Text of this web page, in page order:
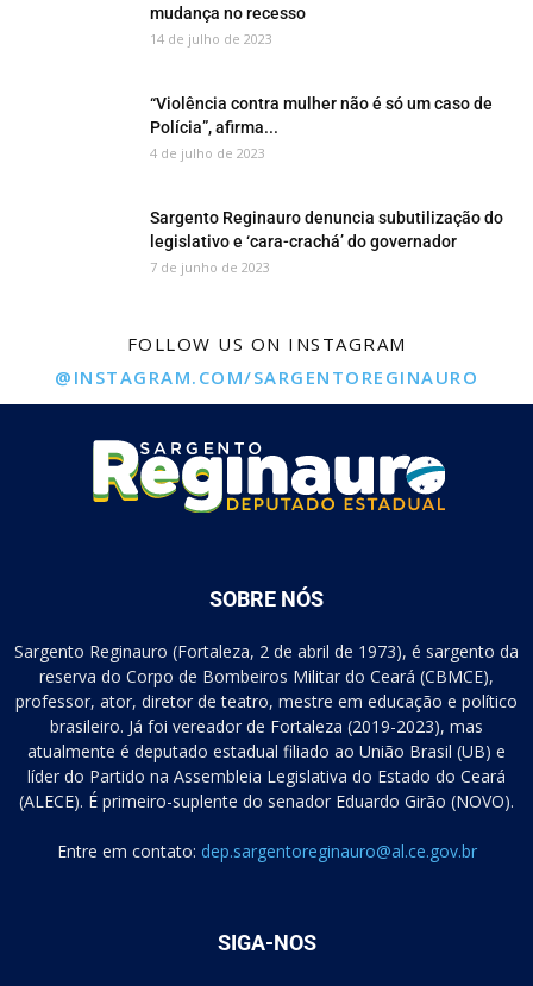
mudança no recesso
14 de julho de 2023
“Violência contra mulher não é só um caso de
Polícia”, afirma...
4 de julho de 2023
Sargento Reginauro denuncia subutilização do
legislativo e ‘cara-crachá’ do governador
7 de junho de 2023
FOLLOW US ON INSTAGRAM
@INSTAGRAM.COM/SARGENTOREGINAURO
SOBRE NÓS
Sargento Reginauro (Fortaleza, 2 de abril de 1973), é sargento da
reserva do Corpo de Bombeiros Militar do Ceará (CBMCE),
professor, ator, diretor de teatro, mestre em educação e político
brasileiro. Já foi vereador de Fortaleza (2019-2023), mas
atualmente é deputado estadual filiado ao União Brasil (UB) e
líder do Partido na Assembleia Legislativa do Estado do Ceará
(ALECE). É primeiro-suplente do senador Eduardo Girão (NOVO).
Entre em contato: dep.sargentoreginauro@al.ce.gov.br
SIGA-NOS